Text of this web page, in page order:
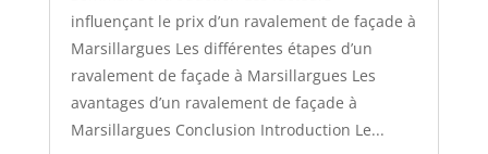
influençant le prix d’un ravalement de façade à
Marsillargues Les différentes étapes d’un
ravalement de façade à Marsillargues Les
avantages d’un ravalement de façade à
Marsillargues Conclusion Introduction Le...